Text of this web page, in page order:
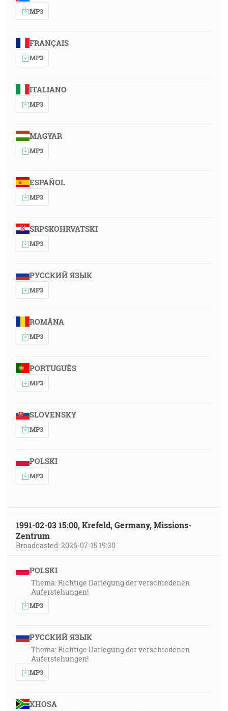
MP3
FRANÇAIS
MP3
ITALIANO
MP3
MAGYAR
MP3
ESPAÑOL
MP3
SRPSKOHRVATSKI
MP3
РУССКИЙ ЯЗЫК
MP3
ROMÂNA
MP3
PORTUGUÊS
MP3
SLOVENSKY
MP3
POLSKI
MP3
1991-02-03 15:00, Krefeld, Germany, Missions-
Zentrum
Broadcasted: 2026-07-15 19:30
POLSKI
Thema: Richtige Darlegung der verschiedenen
Auferstehungen!
MP3
РУССКИЙ ЯЗЫК
Thema: Richtige Darlegung der verschiedenen
Auferstehungen!
MP3
XHOSA